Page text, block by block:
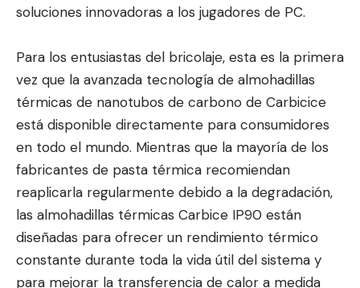
soluciones innovadoras a los jugadores de PC.
Para los entusiastas del bricolaje, esta es la primera
vez que la avanzada tecnología de almohadillas
térmicas de nanotubos de carbono de Carbicice
está disponible directamente para consumidores
en todo el mundo. Mientras que la mayoría de los
fabricantes de pasta térmica recomiendan
reaplicarla regularmente debido a la degradación,
las almohadillas térmicas Carbice IP90 están
diseñadas para ofrecer un rendimiento térmico
constante durante toda la vida útil del sistema y
para mejorar la transferencia de calor a medida